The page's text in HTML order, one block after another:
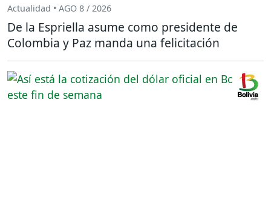
Actualidad • AGO 8 / 2026
De la Espriella asume como presidente de
Colombia y Paz manda una felicitación